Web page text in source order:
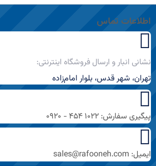
اطلاعات تماس
نشانی انبار و ارسال فروشگاه اینترنتی:
تهران، شهر قدس، بلوار امام‌زاده
پیگیری سفارش: ۱۰۲۲ ۴۵۴ - ۰۹۲۰
ایمیل: sales@rafooneh.com